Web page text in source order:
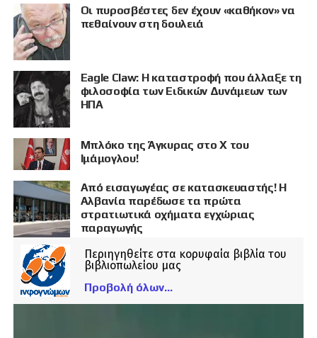
Οι πυροσβέστες δεν έχουν «καθήκον» να
πεθαίνουν στη δουλειά
Eagle Claw: Η καταστροφή που άλλαξε τη
φιλοσοφία των Ειδικών Δυνάμεων των
ΗΠΑ
Μπλόκο της Άγκυρας στο X του
Ιμάμογλου!
Από εισαγωγέας σε κατασκευαστής! Η
Αλβανία παρέδωσε τα πρώτα
στρατιωτικά οχήματα εγχώριας
παραγωγής
Περιηγηθείτε στα κορυφαία βιβλία του
βιβλιοπωλείου μας
Προβολή όλων